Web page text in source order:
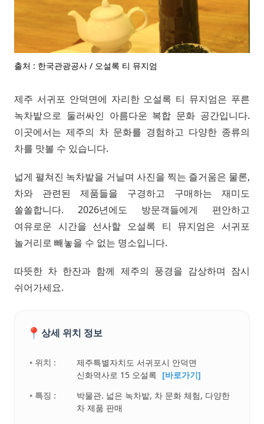
출처 : 한국관광공사 / 오설록 티 뮤지엄
제주 서귀포 안덕면에 자리한 오설록 티 뮤지엄은 푸른
녹차밭으로 둘러싸인 아름다운 복합 문화 공간입니다.
이곳에서는 제주의 차 문화를 경험하고 다양한 종류의
차를 맛볼 수 있습니다.
넓게 펼쳐진 녹차밭을 거닐며 사진을 찍는 즐거움은 물론,
차와 관련된 제품들을 구경하고 구매하는 재미도
쏠쏠합니다. 2026년에도 방문객들에게 편안하고
여유로운 시간을 선사할 오설록 티 뮤지엄은 서귀포
놀거리로 빼놓을 수 없는 명소입니다.
따뜻한 차 한잔과 함께 제주의 풍경을 감상하며 잠시
쉬어가세요.
📍 상세 위치 정보
• 위치 :
제주특별자치도 서귀포시 안덕면
신화역사로 15 오설록 [바로가기]
• 특징 :
박물관. 넓은 녹차밭, 차 문화 체험, 다양한
차 제품 판매